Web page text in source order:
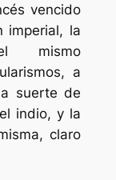
vencido
imperial, la
mismo
a
suerte de
indio, y la
claro